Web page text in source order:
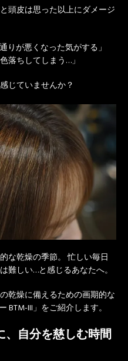
頭皮は思った以上にダメージ
りが悪くなった気がする」
落ちしてしまう…」
じていませんか？
な乾燥の季節。 忙しい毎日
難しい…と感じるあなたへ。
乾燥に備えるための画期的な
III」をご紹介します。
、自分を慈しむ時間